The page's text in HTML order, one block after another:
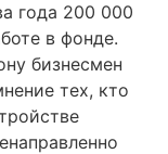
года 200 000
в фонде.
бизнесмен
тех, кто